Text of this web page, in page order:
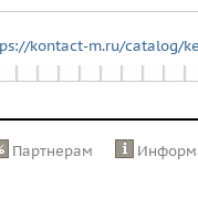
kontact-m.ru/catalog/
Партнерам